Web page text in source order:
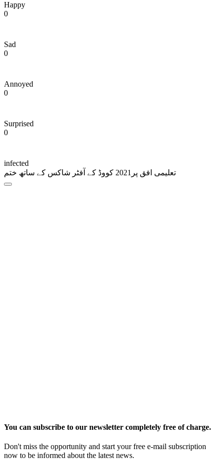
Happy
0
Sad
0
Annoyed
0
Surprised
0
infected
تعلیمی افق پر2021 کووڈ کے آفٹر شاکس کے ساتھ ختم
You can subscribe to our newsletter completely free of charge.
Don't miss the opportunity and start your free e-mail subscription
now to be informed about the latest news.